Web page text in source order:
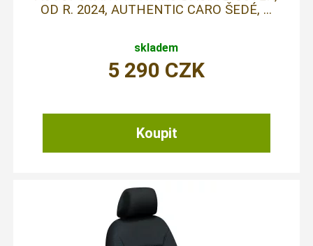
OD R. 2024, AUTHENTIC CARO ŠEDÉ, ...
skladem
5 290 CZK